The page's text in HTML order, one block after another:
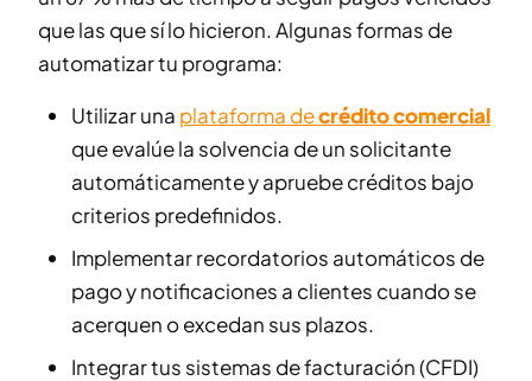
que las que sí lo hicieron. Algunas formas de
automatizar tu programa:
Utilizar una plataforma decrédito comercial
que evalúe la solvencia de un solicitante
automáticamente y apruebe créditos bajo
criterios predefinidos.
Implementar recordatorios automáticos de
pago y notificaciones a clientes cuando se
acerquen o excedan sus plazos.
Integrar tus sistemas de facturación (CFDI)